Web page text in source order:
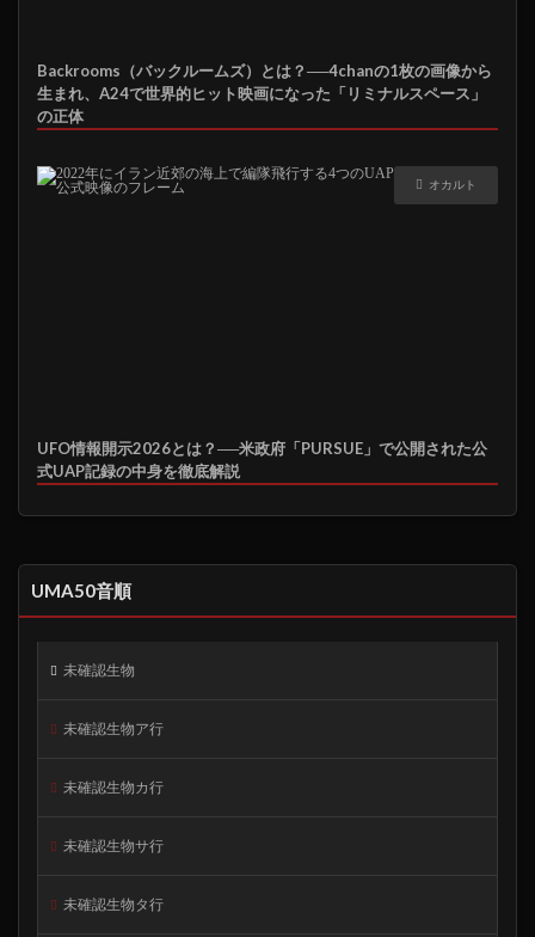
Backrooms（バックルームズ）とは？──4chanの1枚の画像から
生まれ、A24で世界的ヒット映画になった「リミナルスペース」
の正体
オカルト
UFO情報開示2026とは？──米政府「PURSUE」で公開された公
式UAP記録の中身を徹底解説
UMA50音順
未確認生物
未確認生物ア行
未確認生物カ行
未確認生物サ行
未確認生物タ行